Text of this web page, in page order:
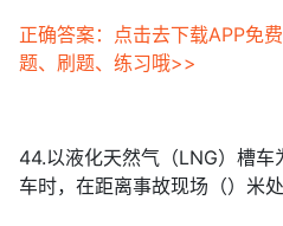
正确答案：点击去下载APP免
题、刷题、练习哦>>
44.以液化天然气（LNG）槽
车时，在距离事故现场（）米